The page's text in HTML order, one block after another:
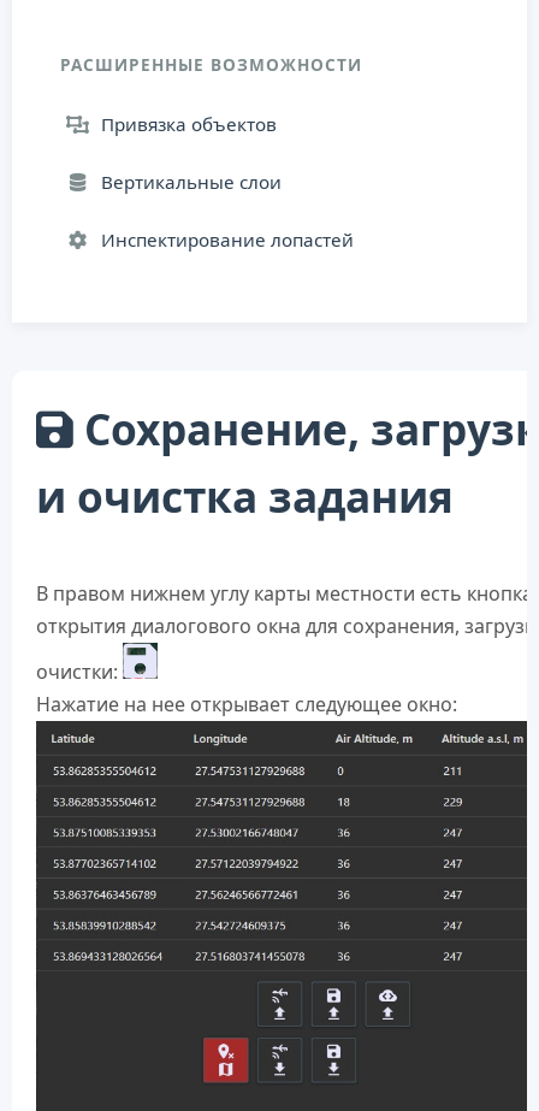
РАСШИРЕННЫЕ ВОЗМОЖНОСТИ
Привязка объектов
Вертикальные слои
Инспектирование лопастей
Сохранение,
и очистка задания
В правом нижнем углу карты местности есть кнопка
открытия диалогового окна для сохранения,
очистки:
Нажатие на нее открывает следующее окно: